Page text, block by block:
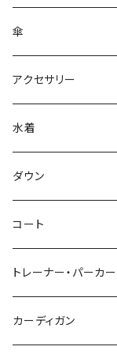
傘
アクセサリー
水着
～44/S
46/M
48/L
50/XL～
ダウン
～44/S
46/M
48/L
コート
～44/S
46/M
トレーナー・パーカー
～44/S
カーディガン